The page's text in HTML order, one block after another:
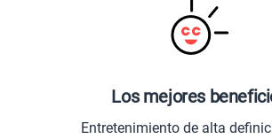
Los mejores
Entretenimiento de alta